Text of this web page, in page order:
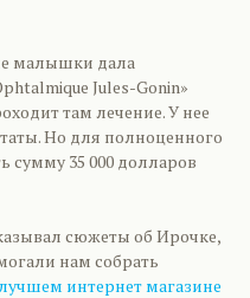
малышки дала
Jules-Gonin»
там лечение. У нее
Но для полноценного
сумму 35 000 долларов
сюжеты об Ирочке,
нам собрать
интернет магазине